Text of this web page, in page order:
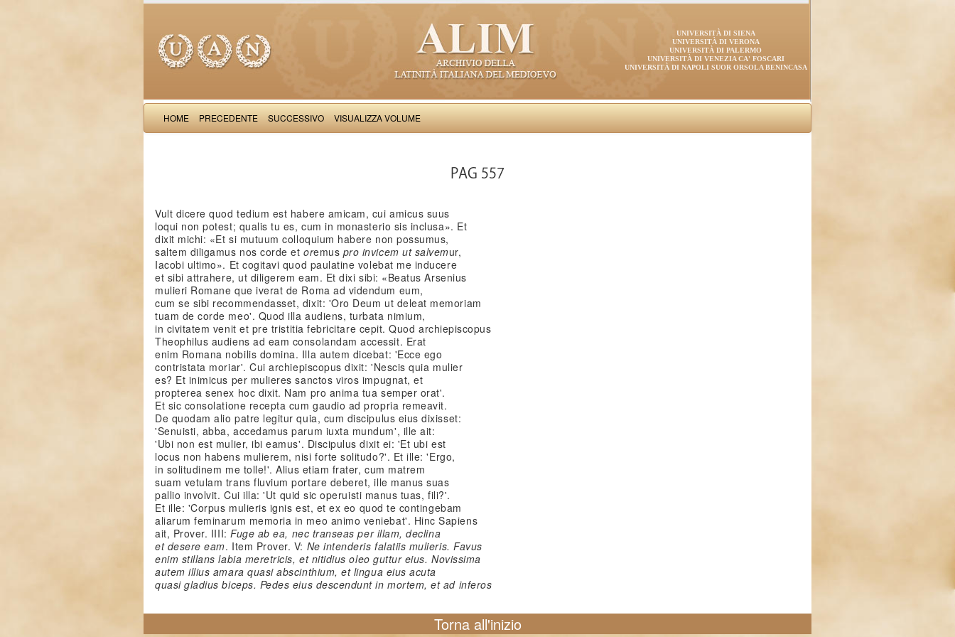
UNIVERSITÀ DI SIENA
UNIVERSITÀ DI VERONA
UNIVERSITÀ DI PALERMO
UNIVERSITÀ DI VENEZIA CA' FOSCARI
UNIVERSITÀ DI NAPOLI SUOR ORSOLA BENINCASA
HOME PRECEDENTE SUCCESSIVO VISUALIZZA VOLUME
PAG 557
Vult dicere quod tedium est habere amicam, cui amicus suus
loqui non potest; qualis tu es, cum in monasterio sis inclusa». Et
dixit michi: «Et si mutuum colloquium habere non possumus,
saltem diligamus nos corde et oremus pro invicem ut salvemur,
Iacobi ultimo». Et cogitavi quod paulatine volebat me inducere
et sibi attrahere, ut diligerem eam. Et dixi sibi: «Beatus Arsenius
mulieri Romane que iverat de Roma ad videndum eum,
cum se sibi recommendasset, dixit: 'Oro Deum ut deleat memoriam
tuam de corde meo'. Quod illa audiens, turbata nimium,
in civitatem venit et pre tristitia febricitare cepit. Quod archiepiscopus
Theophilus audiens ad eam consolandam accessit. Erat
enim Romana nobilis domina. Illa autem dicebat: 'Ecce ego
contristata moriar'. Cui archiepiscopus dixit: 'Nescis quia mulier
es? Et inimicus per mulieres sanctos viros impugnat, et
propterea senex hoc dixit. Nam pro anima tua semper orat'.
Et sic consolatione recepta cum gaudio ad propria remeavit.
De quodam alio patre legitur quia, cum discipulus eius dixisset:
'Senuisti, abba, accedamus parum iuxta mundum', ille ait:
'Ubi non est mulier, ibi eamus'. Discipulus dixit ei: 'Et ubi est
locus non habens mulierem, nisi forte solitudo?'. Et ille: 'Ergo,
in solitudinem me tolle!'. Alius etiam frater, cum matrem
suam vetulam trans fluvium portare deberet, ille manus suas
pallio involvit. Cui illa: 'Ut quid sic operuisti manus tuas, fili?'.
Et ille: 'Corpus mulieris ignis est, et ex eo quod te contingebam
aliarum feminarum memoria in meo animo veniebat'. Hinc Sapiens
ait, Prover. IIII:Fuge ab ea, nec transeas per illam, declina
et desere eam. Item Prover. V: Ne intenderis falatiis mulieris. Favus
enim stillans labia meretricis, et nitidius oleo guttur eius. Novissima
autem illius amara quasi abscinthium, et lingua eius acuta
quasi gladius biceps. Pedes eius descendunt in mortem, et ad inferos
Torna all'inizio